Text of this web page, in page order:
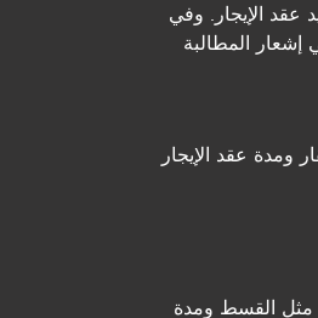
عقد الإیجار. وفي
إشعار المطالبة
ومدة عقد الإیجار
مثل القسط ومدة